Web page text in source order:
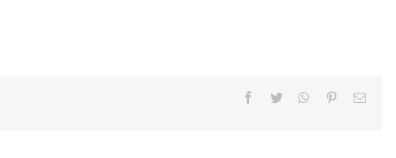
Facebook
TwitterWhatsApp
PinterestCorreo